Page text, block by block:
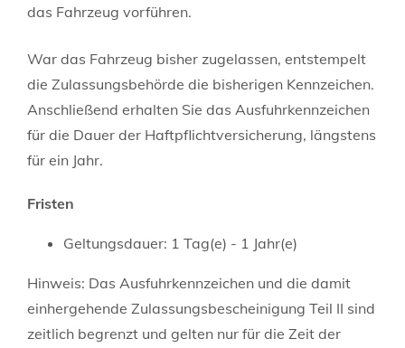
das Fahrzeug vorführen.
War das Fahrzeug bisher zugelassen, entstempelt
die Zulassungsbehörde die bisherigen Kennzeichen.
Anschließend erhalten Sie das Ausfuhrkennzeichen
für die Dauer der Haftpflichtversicherung, längstens
für ein Jahr.
Fristen
Geltungsdauer: 1 Tag(e) - 1 Jahr(e)
Hinweis: Das Ausfuhrkennzeichen und die damit
einhergehende Zulassungsbescheinigung Teil II sind
zeitlich begrenzt und gelten nur für die Zeit der